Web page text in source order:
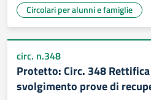
Circolari per alunni e famiglie
circ. n.348
Protetto: Circ. 348
svolgimento prove di